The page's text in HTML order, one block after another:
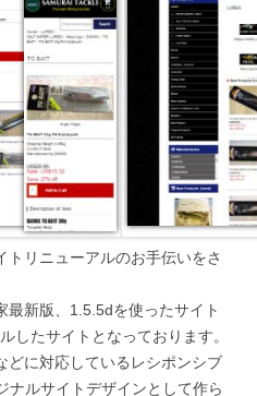
トリニューアルのお手伝いをさ
最新版、1.5.5dを使ったサイト
したサイトとなっております。
どに対応しているレシポンシブ
ナルサイトデザインとして作ら